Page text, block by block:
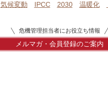
気候変動 IPCC 2030 温暖化
危機管理担当者にお役立ち情報
メルマガ・会員登録のご案内